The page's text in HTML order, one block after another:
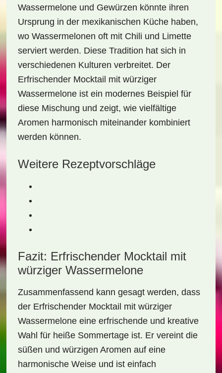
Wassermeloneund Gewürzen könnte ihren
Ursprung in der mexikanischen Küche haben,
wo Wassermelonen oft mit Chili und Limette
serviert werden. Diese Tradition hat sich in
verschiedenen Kulturen verbreitet. Der
Erfrischender Mocktail mit würziger
Wassermeloneist ein modernes Beispiel für
diese Mischung und zeigt, wie vielfältige
Aromen harmonisch miteinander kombiniert
werden können.
Weitere Rezeptvorschläge
Fazit: Erfrischender Mocktail mit
würziger Wassermelone
Zusammenfassend kann gesagt werden, dass
der Erfrischender Mocktail mit würziger
Wassermeloneeine erfrischende und kreative
Wahl für heiße Sommertage ist. Er vereint die
süßen und würzigen Aromen auf eine
harmonische Weise und ist einfach